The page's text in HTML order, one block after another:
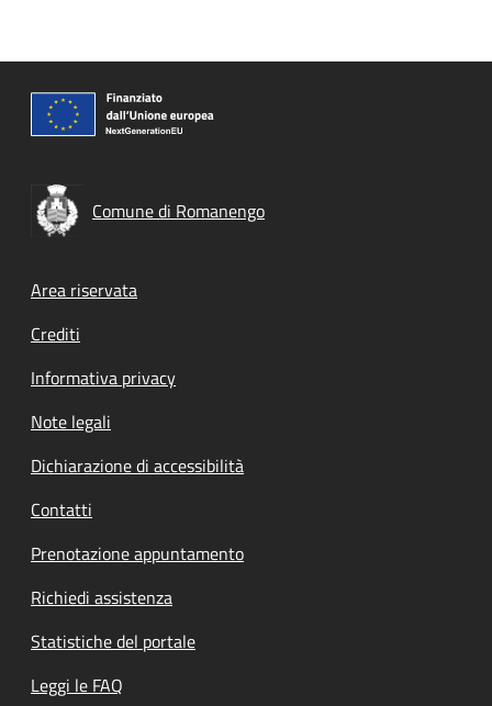
Comune di Romanengo
Footer menu
Area riservata
Crediti
Informativa privacy
Note legali
Dichiarazione di accessibilità
Contatti
Prenotazione appuntamento
Richiedi assistenza
Statistiche del portale
Leggi le FAQ